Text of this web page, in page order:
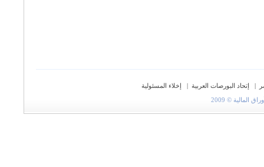
| إتحاد البورصات العربية |
إخلاء المسئولية
© 2009